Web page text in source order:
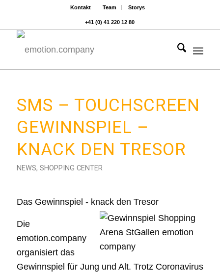
Kontakt Team Storys
+41 (0) 41 220 12 80
SMS – TOUCHSCREEN
GEWINNSPIEL –
KNACK DEN TRESOR
NEWS, SHOPPING CENTER
Das Gewinnspiel - knack den Tresor
Die
emotion.company
organisiert das
Gewinnspiel für Jung und Alt. Trotz Coronavirus